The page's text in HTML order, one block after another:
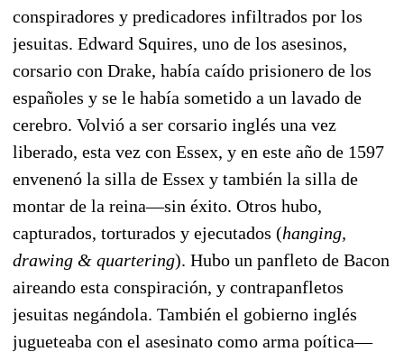
conspiradores y predicadores infiltrados por los
jesuitas. Edward Squires, uno de los asesinos,
corsario con Drake, había caído prisionero de los
españoles y se le había sometido a un lavado de
cerebro. Volvió a ser corsario inglés una vez
liberado, esta vez con Essex, y en este año de 1597
envenenó la silla de Essex y también la silla de
montar de la reina—sin éxito. Otros hubo,
capturados, torturados y ejecutados (hanging,
drawing & quartering). Hubo un panfleto de Bacon
aireando esta conspiración, y contrapanfletos
jesuitas negándola. También el gobierno inglés
jugueteaba con el asesinato como arma poítica—